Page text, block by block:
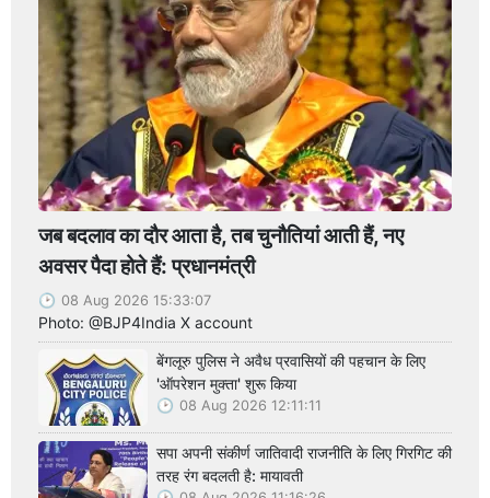
जब बदलाव का दौर आता है, तब चुनौतियां आती हैं, नए
अवसर पैदा होते हैं: प्रधानमंत्री
08 Aug 2026 15:33:07
Photo: @BJP4India X account
बेंगलूरु पुलिस ने अवैध प्रवासियों की पहचान के लिए
'ऑपरेशन मुक्ता' शुरू किया
08 Aug 2026 12:11:11
सपा अपनी संकीर्ण जातिवादी राजनीति के लिए गिरगिट की
तरह रंग बदलती है: मायावती